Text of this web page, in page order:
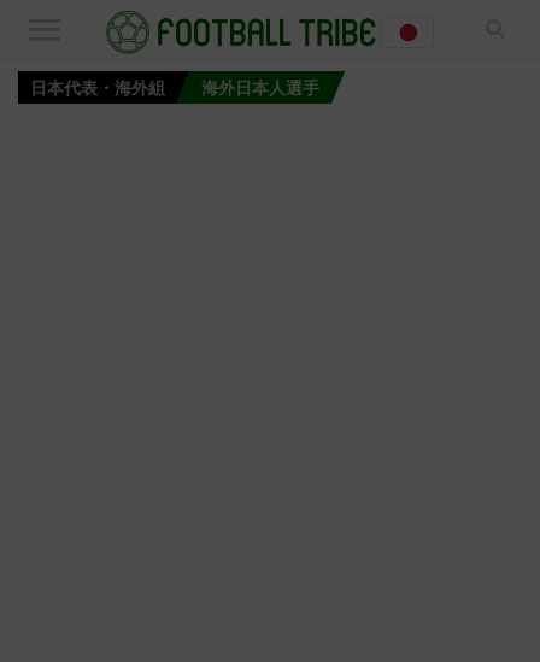
日本代表・海外組 海外日本人選手